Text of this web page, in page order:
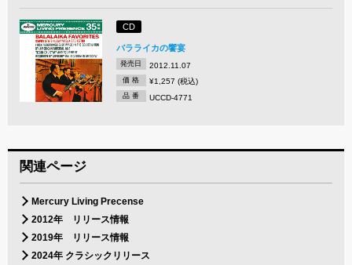
CD
バラライカの饗宴
発売日 2012.11.07
価 格 ¥1,257 (税込)
品 番 UCCD-4771
関連ページ
Mercury Living Precense
2012年 リリース情報
2019年 リリース情報
2024年 クラシックリリース